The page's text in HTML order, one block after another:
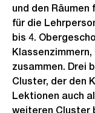
und den
für die
bis 4.
zusammen. Drei
Cluster, der den
Lektionen auch
weiteren Cluster